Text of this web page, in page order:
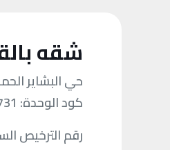
شقه
حي البشاير
كود الوحدة:
رقم الترخيص